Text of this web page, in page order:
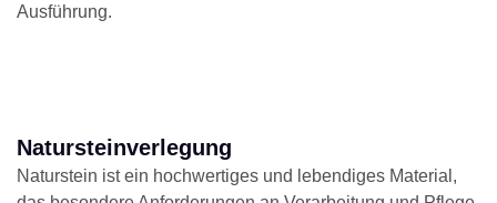
Ausführung.
Natursteinverlegung
Naturstein ist ein hochwertiges und lebendiges Material,